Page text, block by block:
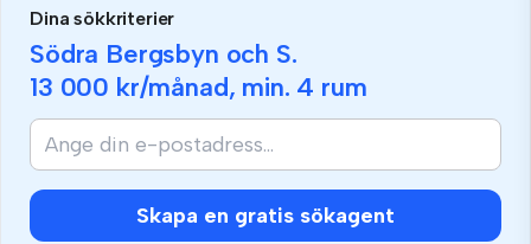
Dina sökkriterier
Södra Bergsbyn och S.
13 000 kr/månad, min. 4 rum
Om
du
är
människa,
ignorera
Skapa en gratis sökagent